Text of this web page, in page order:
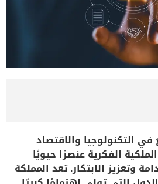
التكنولوجيا والاقتصاد
الفكرية عنصرًا حيويًا
وتعزيز الابتكار. تعد المملكة